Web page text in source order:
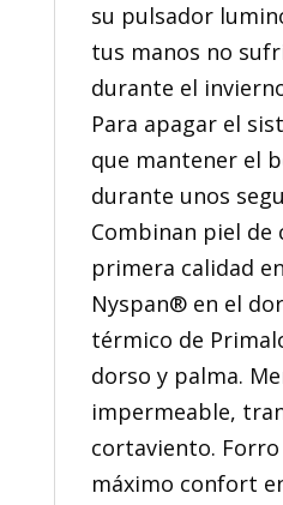
su pulsador
tus manos no
durante el
Para apagar el
que mantener el
durante unos
Combinan piel de
primera calidad
Nyspan® en el
térmico de
dorso y palma.
impermeable,
cortaviento.
máximo confort